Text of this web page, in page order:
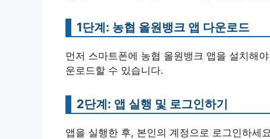
1단계: 농협 올원뱅크 앱 다운로드
먼저 스마트폰에 농협 올원뱅크 앱을 설치해
운로드할 수 있습니다.
2단계: 앱 실행 및 로그인하기
앱을 실행한 후, 본인의 계정으로 로그인하세